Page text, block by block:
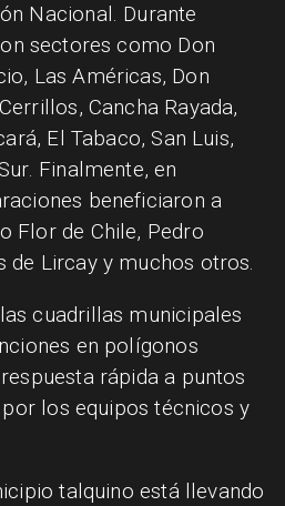
Nacional. Durante
sectores como Don
Las Américas, Don
Cancha Rayada,
El Tabaco, San Luis,
Finalmente, en
beneficiaron a
Flor de Chile, Pedro
de Lircay y muchos otros.
cuadrillas municipales
en polígonos
rápida a puntos
los equipos técnicos y
talquino está llevando